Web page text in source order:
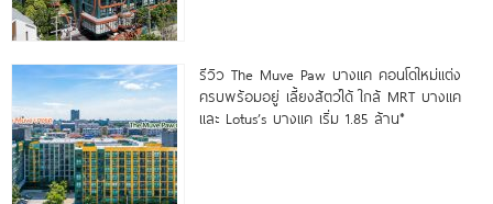
รีวิว The Muve Paw บางแค คอนโดใหม่แต่ง
ครบพร้อมอยู่ เลี้ยงสัตว์ได้ ใกล้ MRT บางแค
และ Lotus’s บางแค เริ่ม 1.85 ล้าน*